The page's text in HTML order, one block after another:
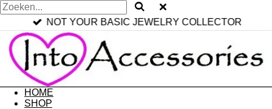
NOT YOUR BASIC JEWELRY COLLECTOR
HOME
SHOP